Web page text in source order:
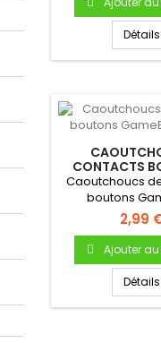
Détails
CONTACTS
GAMEBOY
Caoutchoucs
boutons
ColorPour
Bouton
2,99
Ajouter
Détails